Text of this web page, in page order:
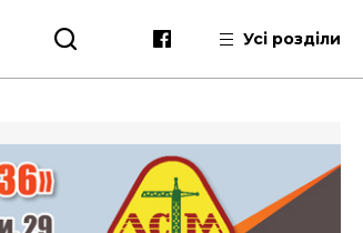
Усі розділи